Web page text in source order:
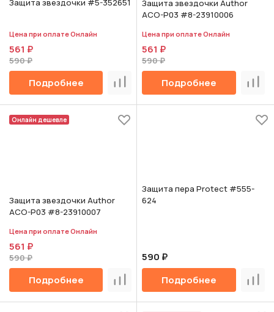
Защита звездочки #5-352651
Цена при оплате Онлайн
561 ₽
590 ₽
Подробнее Сравнить
Защита звездочки Author
ACO-P03 #8-23910006
Цена при оплате Онлайн
561 ₽
590 ₽
Подробнее
Онлайн дешевле
Защита звездочки Author
ACO-P03 #8-23910007
Цена при оплате Онлайн
561 ₽
590 ₽
Подробнее Сравнить
Защита пера Protect #555-
624
590 ₽
Подробнее